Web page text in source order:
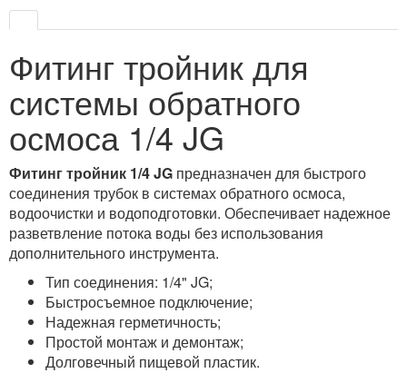
Фитинг тройник для
системы обратного
осмоса 1/4 JG
Фитинг тройник 1/4 JG предназначен для быстрого
соединения трубок в системах обратного осмоса,
водоочистки и водоподготовки. Обеспечивает надежное
разветвление потока воды без использования
дополнительного инструмента.
Тип соединения: 1/4" JG;
Быстросъемное подключение;
Надежная герметичность;
Простой монтаж и демонтаж;
Долговечный пищевой пластик.